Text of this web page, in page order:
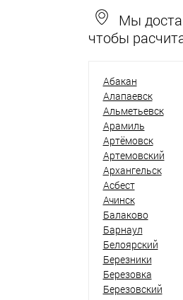
Мы
чтобы
Абакан
Алапаевск
Альметьевск
Арамиль
Артёмовск
Артемовский
Архангельск
Асбест
Ачинск
Балаково
Барнаул
Белоярский
Березники
Березовка
Березовский